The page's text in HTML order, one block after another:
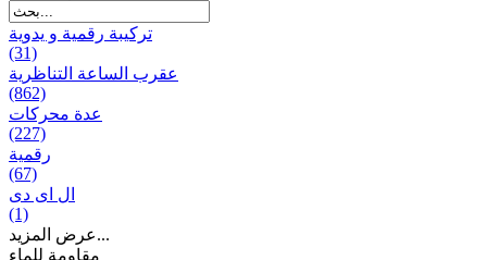
تركيبة رقمية و يدوية
(31)
عقرب الساعة التناظرية
(862)
عدة محركات
(227)
رقمية
(67)
ال ای دی
(1)
عرض المزيد...
مقاومة للماء